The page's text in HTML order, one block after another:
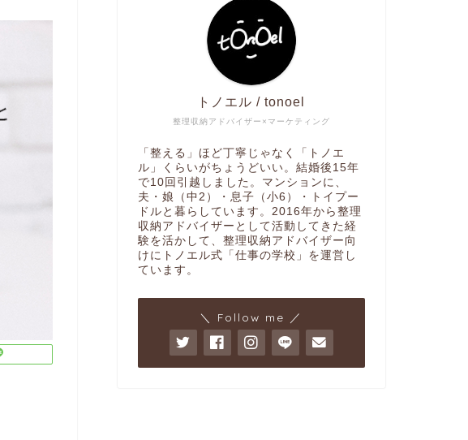
整理収納アドバイザー×マーケティング
トノエル / tonoel
「整える」ほど丁寧じゃなく「トノエ
ル」くらいがちょうどいい。結婚後15年
で10回引越しました。マンションに、
夫・娘（中2）・息子（小6）・トイプー
ドルと暮らしています。2016年から整理
収納アドバイザーとして活動してきた経
験を活かして、整理収納アドバイザー向
けにトノエル式「仕事の学校」を運営し
ています。
＼ Follow me ／